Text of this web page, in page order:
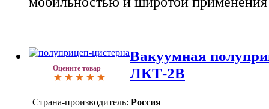
Оцените товар
Вакуумная
ЛКТ-2В
Страна-производитель: Россия